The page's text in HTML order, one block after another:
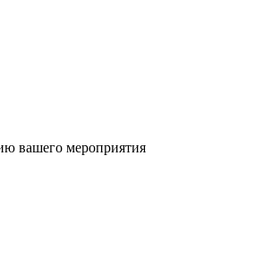
вашего мероприятия